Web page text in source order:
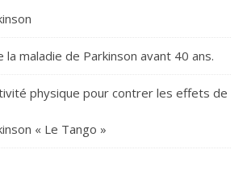
la maladie de Parkinson avant 40 ans.
physique pour contrer les effets de
« Le Tango »